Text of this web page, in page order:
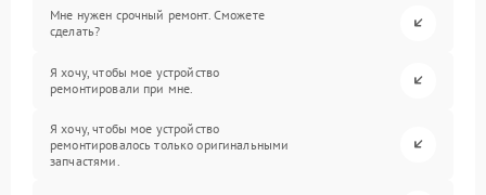
Мне нужен срочный ремонт. Сможете
сделать?
Я хочу, чтобы мое устройство
ремонтировали при мне.
Я хочу, чтобы мое устройство
ремонтировалось только оригинальными
запчастями.